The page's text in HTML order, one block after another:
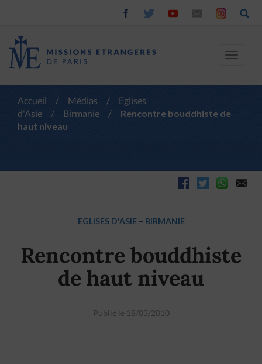
Toggle
Accueil / Médias /
Eglises
d'Asie
/ Birmanie /
Rencontre bouddhiste de
haut niveau
EGLISES D'ASIE – BIRMANIE
Rencontre bouddhiste
de haut niveau
Publié le 18/03/2010